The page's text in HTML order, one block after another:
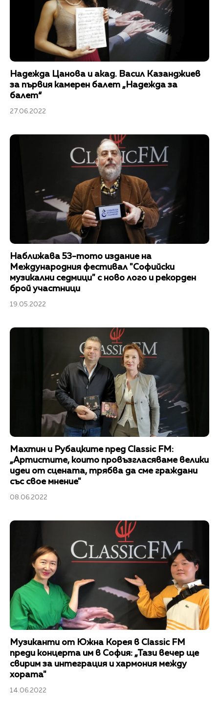
Надежда Цанова и акад. Васил Казанджиев
за първия камерен балет „Надежда за
балет“
27.06.2022
Наближава 53-тото издание на
Международния фестивал "Софийски
музикални седмици" с ново лого и рекорден
брой участници
19.05.2022
Махтин и Рубацките пред Classic FM:
„Артистите, които провъзгласяваме велики
идеи от сцената, трябва да сме граждани
със свое мнение"
08.06.2022
Музиканти от Южна Корея в Classic FM
преди концерта им в София: „Тази вечер ще
свирим за интеграция и хармония между
хората"
14.06.2022